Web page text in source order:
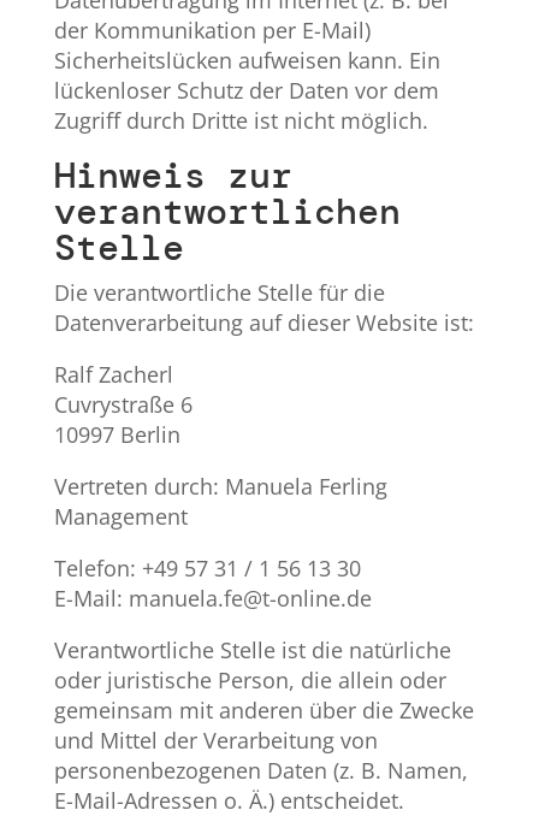
der Kommunikation per E-Mail)
Sicherheitslücken aufweisen kann. Ein
lückenloser Schutz der Daten vor dem
Zugriff durch Dritte ist nicht möglich.
Hinweis zur
verantwortlichen
Stelle
Die verantwortliche Stelle für die
Datenverarbeitung auf dieser Website ist:
Ralf Zacherl
Cuvrystraße 6
10997 Berlin
Vertreten durch: Manuela Ferling
Management
Telefon: +49 57 31 / 1 56 13 30
E-Mail: manuela.fe@t-online.de
Verantwortliche Stelle ist die natürliche
oder juristische Person, die allein oder
gemeinsam mit anderen über die Zwecke
und Mittel der Verarbeitung von
personenbezogenen Daten (z. B. Namen,
E-Mail-Adressen o. Ä.) entscheidet.